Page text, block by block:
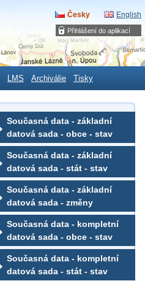
Přihlášení do aplikací
Česky English
LMS Archiválie Tisky
Současná data - základní
datová sada - obce - stav
Současná data - základní
datová sada - stát - stav
Současná data - základní
datová sada - změny
Současná data - kompletní
datová sada - obce - stav
Současná data - kompletní
datová sada - stát - stav